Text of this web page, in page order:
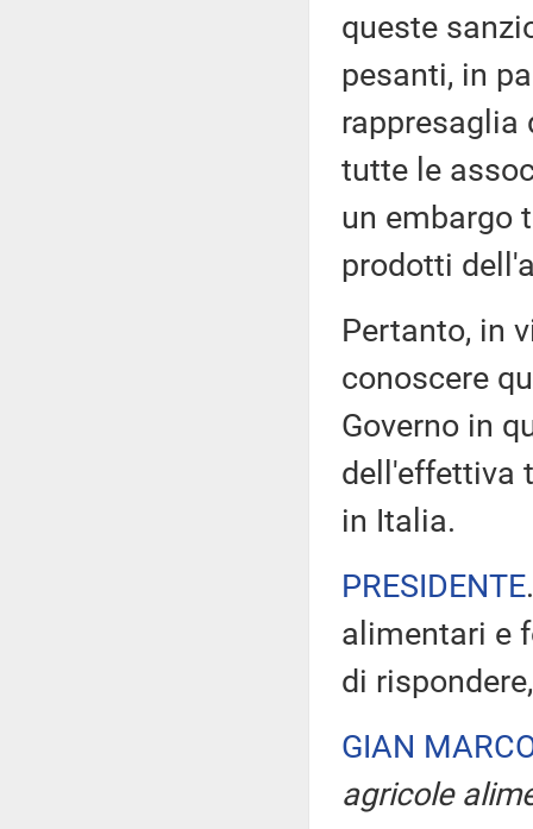
queste
pesanti, in
rappresaglia
tutte le
un embargo
prodotti
Pertanto, in
conoscere
Governo in
dell'effettiva
in Italia.
PRESIDENTE
alimentari e
di
GIAN
agricole